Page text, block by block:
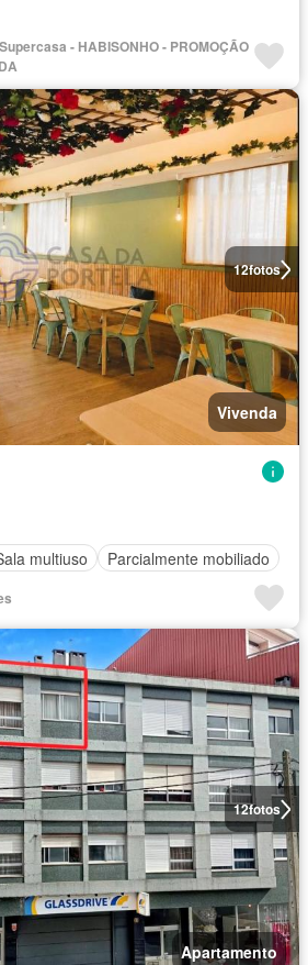
- HABISONHO - PROMOÇÃO
12fotos
Vivenda
multiuso Parcialmente mobiliado
12fotos
Apartamento